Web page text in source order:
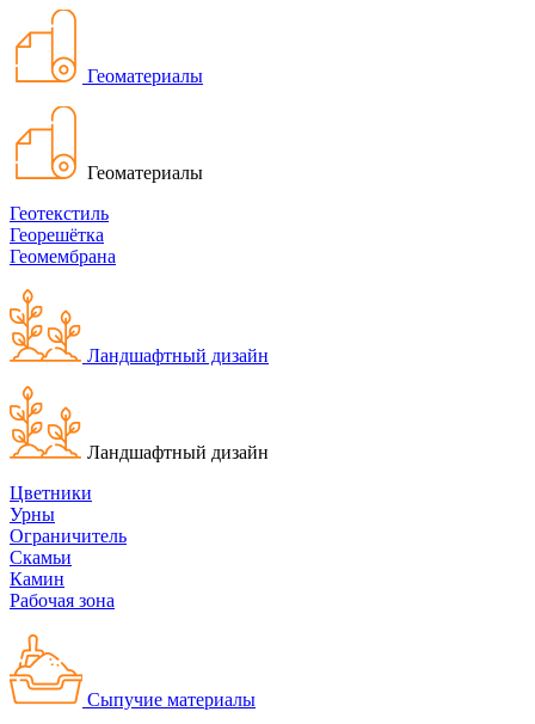
Геоматериалы
Геоматериалы
Геотекстиль
Георешётка
Геомембрана
Ландшафтный дизайн
Ландшафтный дизайн
Цветники
Урны
Ограничитель
Скамьи
Камин
Рабочая зона
Сыпучие материалы